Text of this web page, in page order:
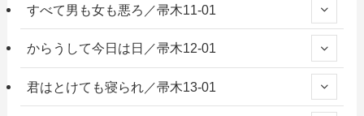
すべて男も女も悪ろ／帚木11-01
からうして今日は日／帚木12-01
君はとけても寝られ／帚木13-01